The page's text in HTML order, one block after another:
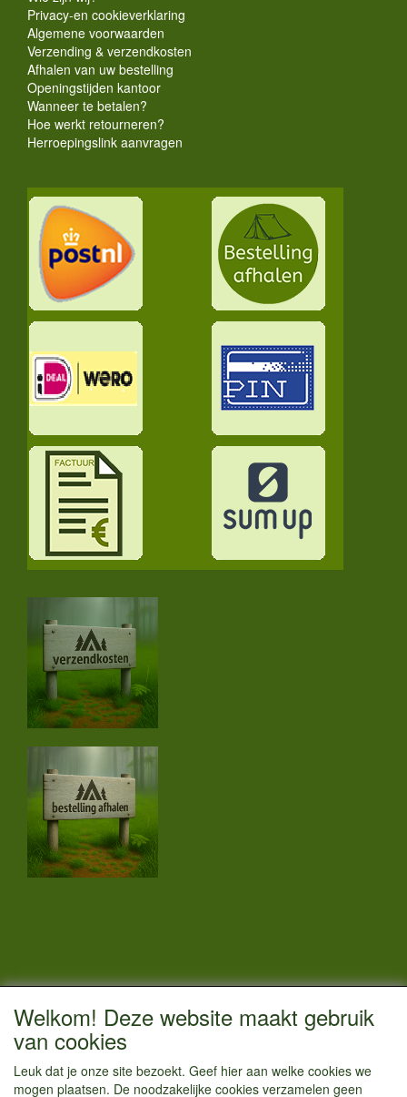
Privacy-en cookieverklaring
Algemene voorwaarden
Verzending & verzendkosten
Afhalen van uw bestelling
Openingstijden kantoor
Wanneer te betalen?
Hoe werkt retourneren?
Herroepingslink aanvragen
CONTACTGEGEVENS
Vestigingsadres:
Hoofdweg 36
Welkom! Deze website maakt gebruik
van cookies
Leuk dat je onze site bezoekt. Geef hier aan welke cookies we
mogen plaatsen. De noodzakelijke cookies verzamelen geen